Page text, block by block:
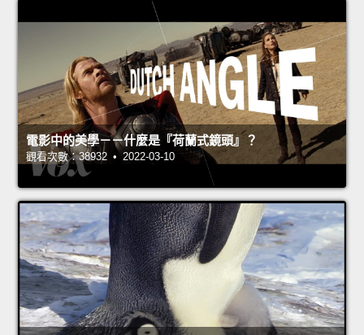
電影中的美學－－什麼是『荷蘭式鏡頭』？
觀看次數：38932 • 2022-03-10